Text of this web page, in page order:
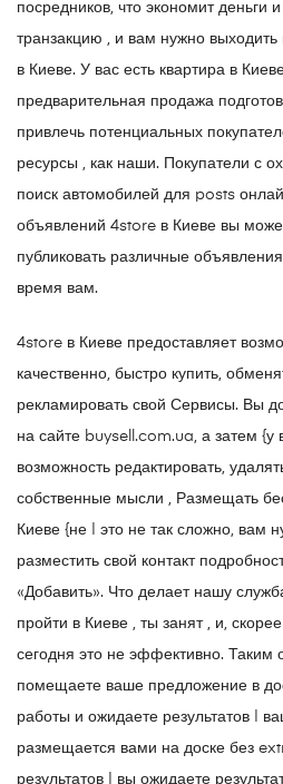
посредников, что экономит деньги
транзакцию , и вам нужно
в Киеве. У вас есть квартира в
предварительная продажа
привлечь потенциальных
ресурсы , как наши. Покупатели с
поиск автомобилей для posts
объявлений 4store в Киеве вы
публиковать различные
время вам.
4store в Киеве предоставляет
качественно, быстро купить,
рекламировать свой Сервисы. Вы
на сайте buysell.com.ua, а затем {у
возможность редактировать,
собственные мысли , Размещать
Киеве {не | это не так сложно, вам
разместить свой контакт
«Добавить». Что делает нашу
пройти в Киеве , ты занят , и,
сегодня это не эффективно. Таким
помещаете ваше предложение в
работы и ожидаете результатов |
размещается вами на доске без
результатов | вы ожидаете